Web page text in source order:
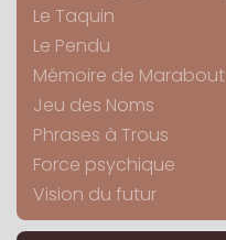
Le Taquin
Le Pendu
Mémoire de Marabout
Jeu des Noms
Phrases à Trous
Force psychique
Vision du futur